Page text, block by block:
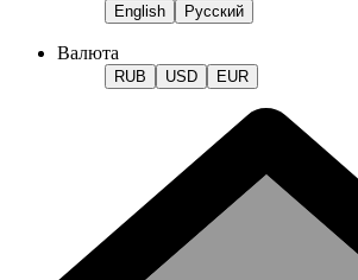
English Русский
Валюта
RUB USD EUR